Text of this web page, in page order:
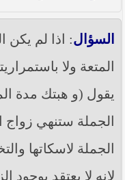
السؤال: اذا لم يكن
المتعة ولا
يقول (و هبتك مدة
الجملة ستنهي زواج
الجملة لاسكاتها
لانه لا يعتقد